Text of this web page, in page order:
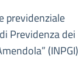
previdenziale
Previdenza dei
(INPGI)